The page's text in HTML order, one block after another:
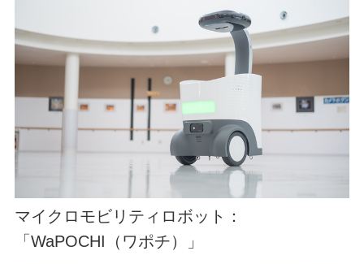
マイクロモビリティロボット：
「WaPOCHI（ワポチ）」